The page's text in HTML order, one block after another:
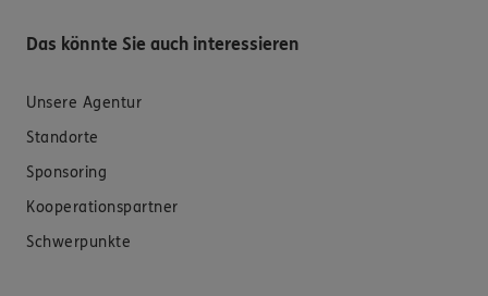
Das könnte Sie auch interessieren
Unsere Agentur
Standorte
Sponsoring
Kooperationspartner
Schwerpunkte